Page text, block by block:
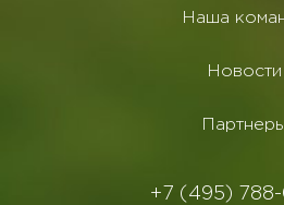
Наша
Новости
+7 (495)